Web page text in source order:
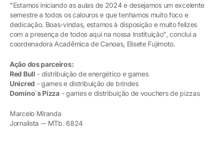
"Estamos iniciando as aulas de 2024 e desejamos um excelente
semestre a todos os calouros e que tenhamos muito foco e
dedicação. Boas-vindas, estamos à disposição e muito felizes
com a presença de todos aqui na nossa Instituição", conclui a
coordenadora Acadêmica de Canoas, Elisete Fujimoto.
Ação dos parceiros:
Red Bull - distribuição de energético e games
Unicred - games e distribuição de brindes
Domino´s Pizza- games e distribuição de vouchers de pizzas
Marcelo Miranda
Jornalista -- MTb. 6824